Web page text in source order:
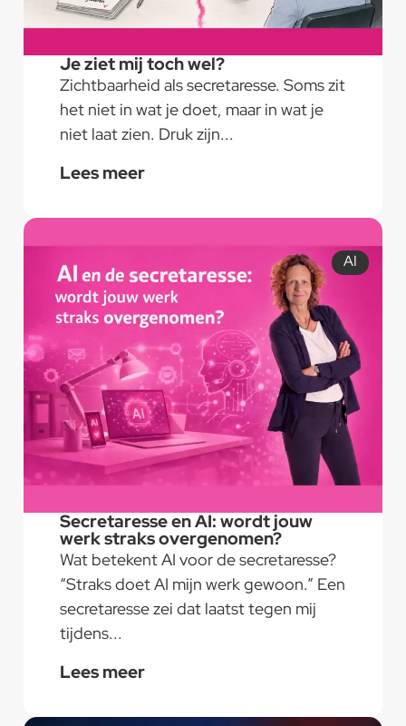
Je ziet mij toch wel?
Zichtbaarheid als secretaresse. Soms zit
het niet in wat je doet, maar in wat je
niet laat zien. Druk zijn...
Lees meer
AI
Secretaresse en AI: wordt jouw
werk straks overgenomen?
Wat betekent AI voor de secretaresse?
“Straks doet AI mijn werk gewoon.” Een
secretaresse zei dat laatst tegen mij
tijdens...
Lees meer